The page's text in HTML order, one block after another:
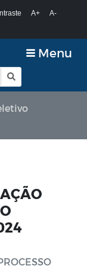
A+
A-
Menu